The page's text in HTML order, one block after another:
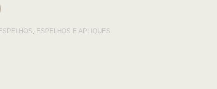
, ESPELHOS E APLIQUES